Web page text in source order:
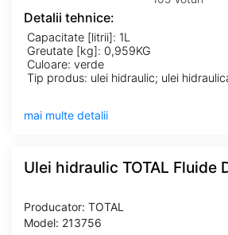
Detalii tehnice:
Capacitate [litrii]: 1L
Greutate [kg]: 0,959KG
Culoare: verde
mai multe detalii
Ulei hidraulic TOTAL Fluide
Producator: TOTAL
Model: 213756